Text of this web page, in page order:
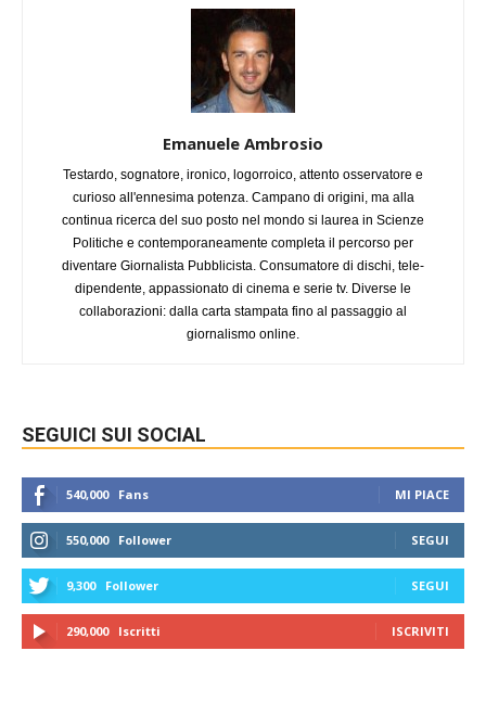
Emanuele Ambrosio
Testardo, sognatore, ironico, logorroico, attento osservatore e
curioso all'ennesima potenza. Campano di origini, ma alla
continua ricerca del suo posto nel mondo si laurea in Scienze
Politiche e contemporaneamente completa il percorso per
diventare Giornalista Pubblicista. Consumatore di dischi, tele-
dipendente, appassionato di cinema e serie tv. Diverse le
collaborazioni: dalla carta stampata fino al passaggio al
giornalismo online.
SEGUICI SUI SOCIAL
540,000 Fans MI PIACE
550,000 Follower SEGUI
9,300 Follower SEGUI
290,000 Iscritti ISCRIVITI